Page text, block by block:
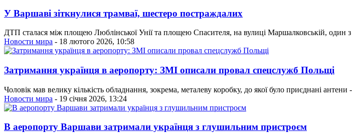
У Варшаві зіткнулися трамваї, шестеро постраждалих
ДТП сталася між площею Люблінської Унії та площею Спасителя, на вулиці Маршалковській, один з
Новости мира - 18 лютого 2026, 10:58
Затримання українця в аеропорту: ЗМІ описали провал спецслужб Польщі
Чоловік мав велику кількість обладнання, зокрема, металеву коробку, до якої було приєднані антени
Новости мира - 19 січня 2026, 13:24
В аеропорту Варшави затримали українця з глушильним пристроєм